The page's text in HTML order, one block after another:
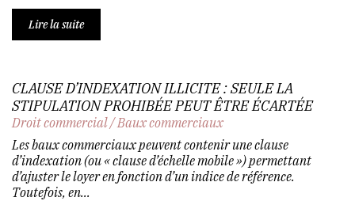
Lire la suite
CLAUSE D’INDEXATION ILLICITE : SEULE LA
STIPULATION PROHIBÉE PEUT ÊTRE ÉCARTÉE
Droit commercial/Baux commerciaux
Les baux commerciaux peuvent contenir une clause
d’indexation (ou « clause d’échelle mobile ») permettant
d’ajuster le loyer en fonction d’un indice de référence.
Toutefois, en...